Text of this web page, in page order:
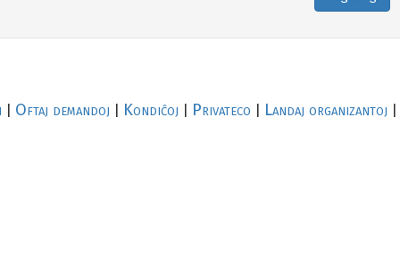
Oftaj demandoj Kondiĉoj Privateco Landaj organizantoj